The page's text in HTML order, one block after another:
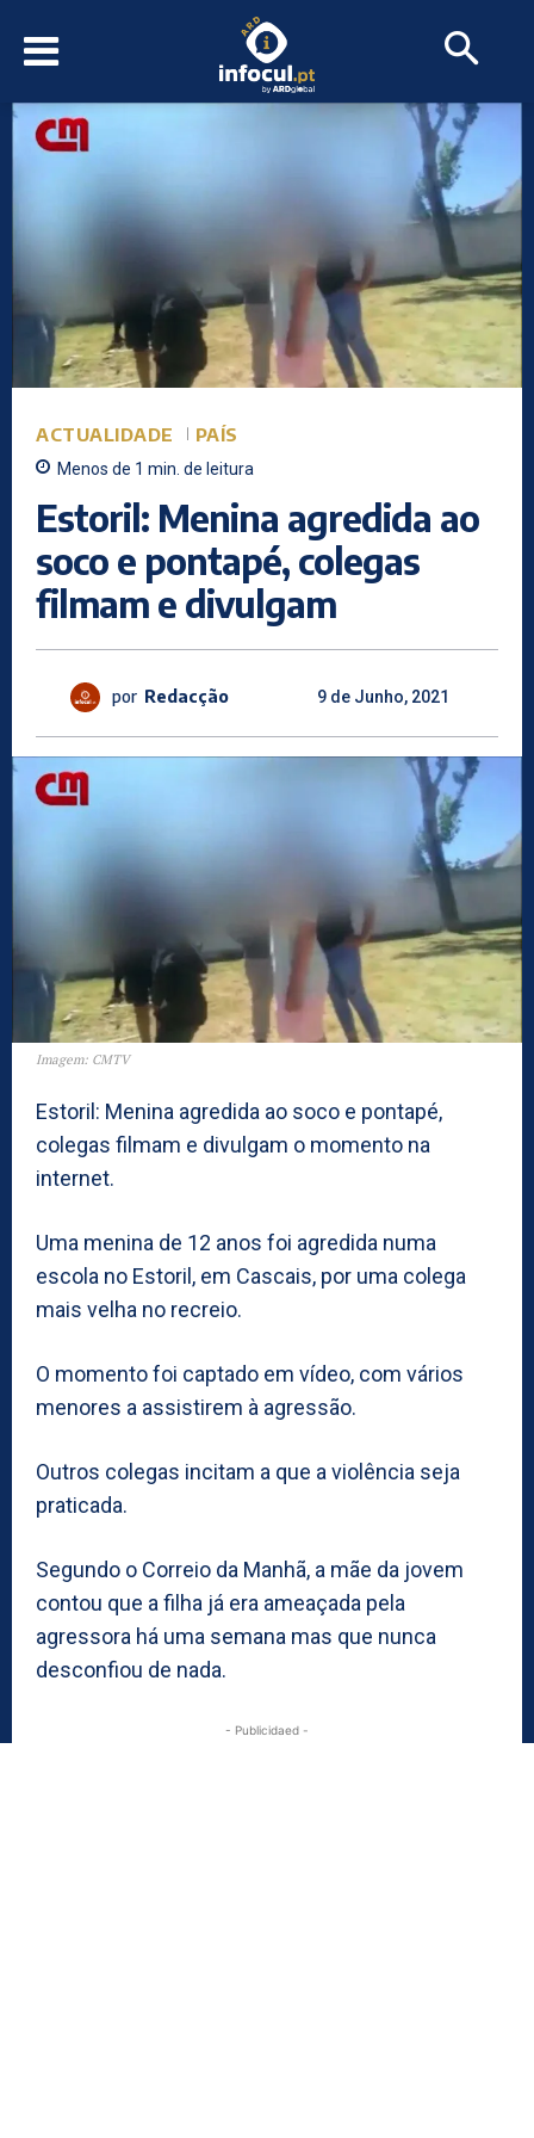
ACTUALIDADE PAÍS
Menos de 1 min. de leitura
Estoril: Menina agredida ao
soco e pontapé, colegas
filmam e divulgam
por Redacção 9 de Junho, 2021
Imagem: CMTV
Estoril: Menina agredida ao soco e pontapé,
colegas filmam e divulgam o momento na
internet.
Uma menina de 12 anos foi agredida numa
escola no Estoril, em Cascais, por uma colega
mais velha no recreio.
O momento foi captado em vídeo, com vários
menores a assistirem à agressão.
Outros colegas incitam a que a violência seja
praticada.
Segundo o Correio da Manhã, a mãe da jovem
contou que a filha já era ameaçada pela
agressora há uma semana mas que nunca
desconfiou de nada.
- Publicidaed -